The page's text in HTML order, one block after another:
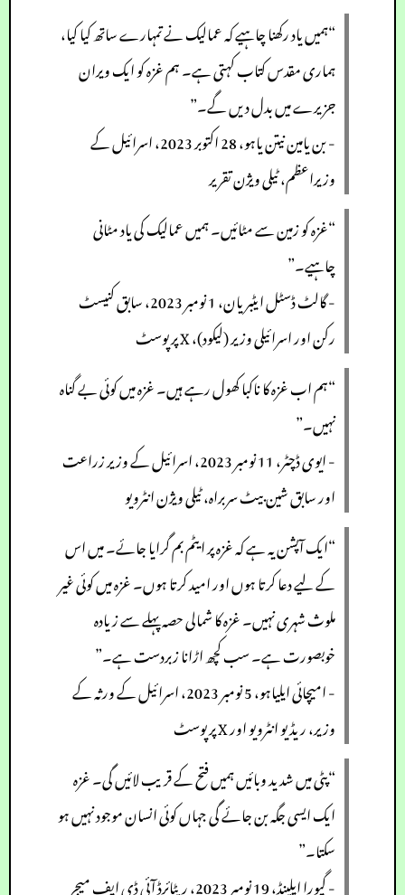
“ہمیں یاد رکھنا چاہیے کہ عمالیک نے تمہارے ساتھ کیا کیا،
ہماری مقدس کتاب کہتی ہے۔ ہم غزہ کو ایک ویران
جزیرے میں بدل دیں گے۔”
- بن یامین نیتن یاہو، 28 اکتوبر 2023، اسرائیل کے
وزیراعظم، ٹیلی ویژن تقریر
“غزہ کو زمین سے مٹائیں۔ ہمیں عمالیک کی یاد مٹانی
چاہیے۔”
- گالٹ ڈسٹل ایٹبریان، 1 نومبر 2023، سابق کنیسٹ
رکن اور اسرائیلی وزیر (لیکود)، X پر پوسٹ
“ہم اب غزہ کا ناکبا کھول رہے ہیں۔ غزہ میں کوئی بے گناہ
نہیں۔”
- ایوی ڈچٹر، 11 نومبر 2023، اسرائیل کے وزیر زراعت
اور سابق شین بیٹ سربراہ، ٹیلی ویژن انٹرویو
“ایک آپشن یہ ہے کہ غزہ پر ایٹم بم گرایا جائے۔ میں اس
کے لیے دعا کرتا ہوں اور امید کرتا ہوں۔ غزہ میں کوئی غیر
ملوث شہری نہیں۔ غزہ کا شمالی حصہ پہلے سے زیادہ
خوبصورت ہے۔ سب کچھ اڑانا زبردست ہے۔”
- امیچائی ایلیاہو، 5 نومبر 2023، اسرائیل کے ورثہ کے
وزیر، ریڈیو انٹرویو اور X پر پوسٹ
“پٹی میں شدید وبائیں ہمیں فتح کے قریب لائیں گی۔ غزہ
ایک ایسی جگہ بن جائے گی جہاں کوئی انسان موجود نہیں ہو
سکتا۔”
- گیورا ایلینڈ، 19 نومبر 2023، ریٹائرڈ آئی ڈی ایف میجر